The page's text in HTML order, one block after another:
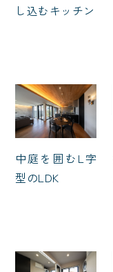
し込むキッチン
中庭を囲むL字
型のLDK